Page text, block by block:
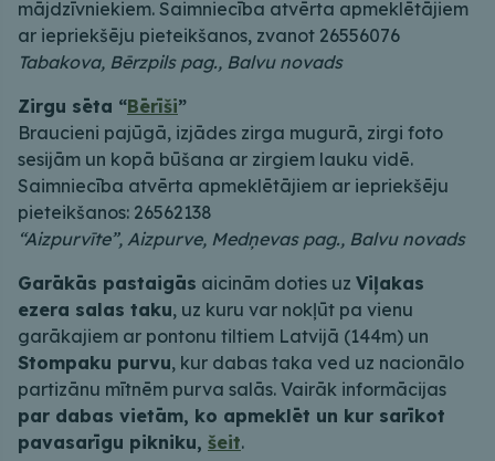
mājdzīvniekiem. Saimniecība atvērta apmeklētājiem
ar iepriekšēju pieteikšanos, zvanot 26556076
Tabakova, Bērzpils pag., Balvu novads
Zirgu sēta “Bērīši”
Braucieni pajūgā, izjādes zirga mugurā, zirgi foto
sesijām un kopā būšana ar zirgiem lauku vidē.
Saimniecība atvērta apmeklētājiem ar iepriekšēju
pieteikšanos: 26562138
“Aizpurvīte”, Aizpurve, Medņevas pag., Balvu novads
Garākās pastaigās aicinām doties uz Viļakas
ezera salas taku, uz kuru var nokļūt pa vienu
garākajiem ar pontonu tiltiem Latvijā (144m) un
Stompaku purvu, kur dabas taka ved uz nacionālo
partizānu mītnēm purva salās. Vairāk informācijas
par dabas vietām, ko apmeklēt un kur sarīkot
pavasarīgu pikniku, šeit.